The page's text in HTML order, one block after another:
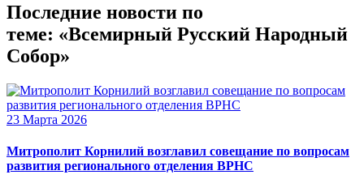
Последние новости по
теме: «Всемирный Русский Народный
Собор»
23 Марта 2026
Митрополит Корнилий возглавил совещание по вопросам
развития регионального отделения ВРНС